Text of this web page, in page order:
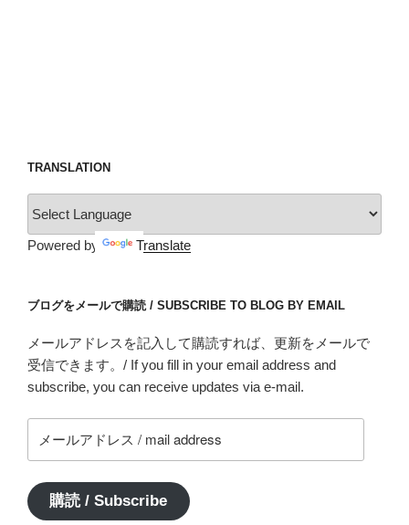
TRANSLATION
Powered by Translate
ブログをメールで購読 / SUBSCRIBE TO BLOG BY EMAIL
メールアドレスを記入して購読すれば、更新をメールで
受信できます。/ If you fill in your email address and
subscribe, you can receive updates via e-mail.
ー
ア
ド
購読 / Subscribe